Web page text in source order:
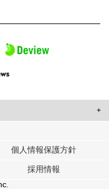
合わせたコンテンツや広告の
に提供しています。
ナーに提供した他の情報や、
個人情報保護方針
採用情報